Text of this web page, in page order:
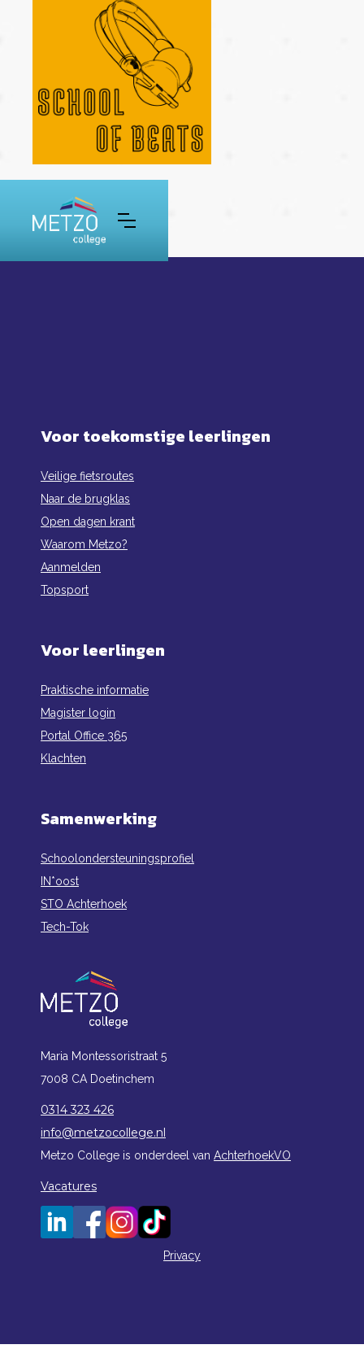
Voor toekomstige leerlingen
Veilige fietsroutes
Naar de brugklas
Open dagen krant
Waarom Metzo?
Aanmelden
Topsport
Voor leerlingen
Praktische informatie
Magister login
Portal Office 365
Klachten
Samenwerking
Schoolondersteuningsprofiel
IN*oost
STO Achterhoek
Tech-Tok
Maria Montessoristraat 5
7008 CA Doetinchem
0314 323 426
info@metzocollege.nl
Metzo College is onderdeel van AchterhoekVO
Vacatures
Privacy